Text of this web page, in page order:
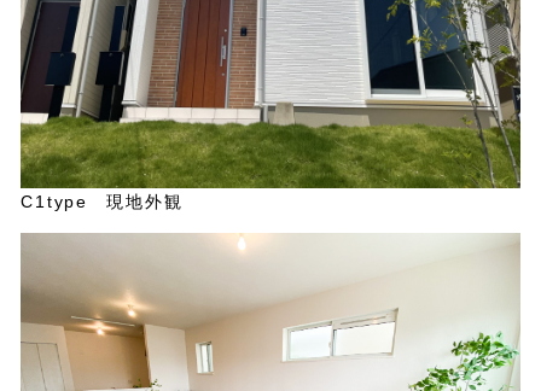
C1type 現地外観